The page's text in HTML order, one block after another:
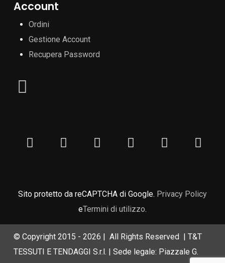
Account
Ordini
Gestione Account
Recupera Password
Sito protetto da reCAPTCHA di Google. Privacy Policy
eTermini di utilizzo.
© Copyright 2015 - 2026 | All Rights Reserved | T&T
TESSUTI E TENDAGGI S.r.l. | Sede legale: Piazzale G.